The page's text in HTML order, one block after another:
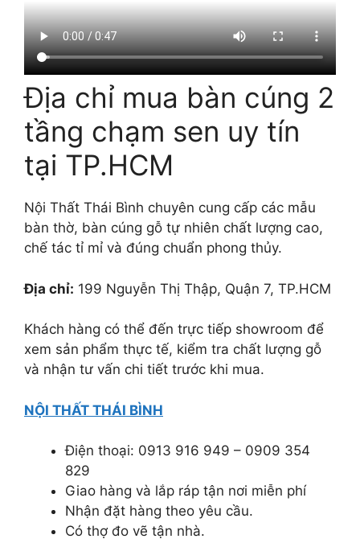
Địa chỉ mua bàn cúng 2
tầng chạm sen uy tín
tại TP.HCM
Nội Thất Thái Bình chuyên cung cấp các mẫu
bàn thờ, bàn cúng gỗ tự nhiên chất lượng cao,
chế tác tỉ mỉ và đúng chuẩn phong thủy.
Địa chỉ: 199 Nguyễn Thị Thập, Quận 7, TP.HCM
Khách hàng có thể đến trực tiếp showroom để
xem sản phẩm thực tế, kiểm tra chất lượng gỗ
và nhận tư vấn chi tiết trước khi mua.
NỘI THẤT THÁI BÌNH
Điện thoại: 0913 916 949 – 0909 354
829
Giao hàng và lắp ráp tận nơi miễn phí
Nhận đặt hàng theo yêu cầu.
Có thợ đo vẽ tận nhà.